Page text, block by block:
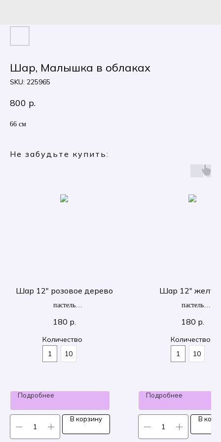
Шар, Малышка в облаках
SKU: 225965
800 р.
66 см
Не забудьте купить:
Шар 12" розовое дерево
пастель
180 р.
Количество
1
10
Подробнее
В корзину
Шар 12"
пастель
180 р.
Количество
1
10
Подробнее
В